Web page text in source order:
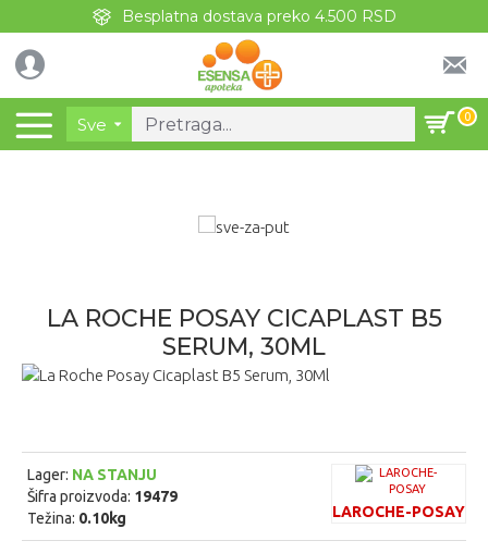
Besplatna dostava preko 4.500 RSD
Sve 0
LA ROCHE POSAY CICAPLAST B5
SERUM, 30ML
Lager: NA STANJU
Šifra proizvoda: 19479
Težina: 0.10kg LAROCHE-POSAY